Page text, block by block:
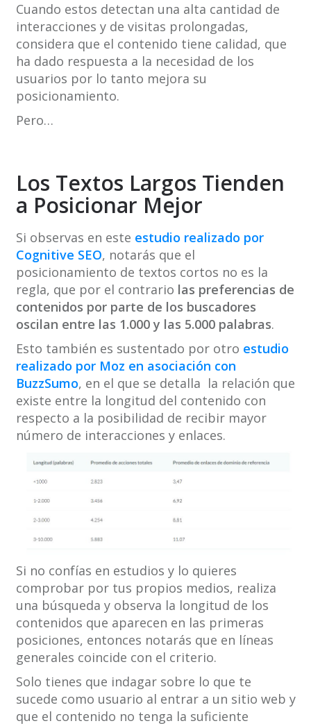
Cuando estos detectan una alta cantidad de
interacciones y de visitas prolongadas,
considera que el contenido tiene calidad, que
ha dado respuesta a la necesidad de los
usuarios por lo tanto mejora su
posicionamiento.
Pero…
Los Textos Largos Tienden
a Posicionar Mejor
Si observas en este estudio realizado por
Cognitive SEO, notarás que el
posicionamiento de textos cortos no es la
regla, que por el contrario las preferencias de
contenidos por parte de los buscadores
oscilan entre las 1.000 y las 5.000 palabras.
Esto también es sustentado por otro estudio
realizado por Moz en asociación con
BuzzSumo, en el que se detalla la relación que
existe entre la longitud del contenido con
respecto a la posibilidad de recibir mayor
número de interacciones y enlaces.
Si no confías en estudios y lo quieres
comprobar por tus propios medios, realiza
una búsqueda y observa la longitud de los
contenidos que aparecen en las primeras
posiciones, entonces notarás que en líneas
generales coincide con el criterio.
Solo tienes que indagar sobre lo que te
sucede como usuario al entrar a un sitio web y
que el contenido no tenga la suficiente